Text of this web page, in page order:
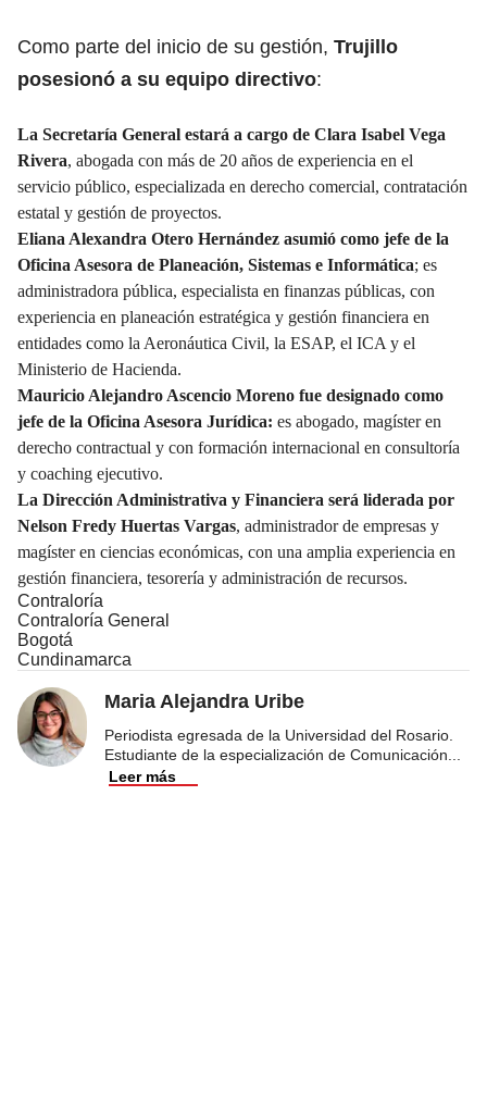
Como parte del inicio de su gestión, Trujillo
posesionó a su equipo directivo:
La Secretaría General estará a cargo de Clara Isabel Vega
Rivera, abogada con más de 20 años de experiencia en el
servicio público, especializada en derecho comercial, contratación
estatal y gestión de proyectos.
Eliana Alexandra Otero Hernández asumió como jefe de la
Oficina Asesora de Planeación, Sistemas e Informática; es
administradora pública, especialista en finanzas públicas, con
experiencia en planeación estratégica y gestión financiera en
entidades como la Aeronáutica Civil, la ESAP, el ICA y el
Ministerio de Hacienda.
Mauricio Alejandro Ascencio Moreno fue designado como
jefe de la Oficina Asesora Jurídica: es abogado, magíster en
derecho contractual y con formación internacional en consultoría
y coaching ejecutivo.
La Dirección Administrativa y Financiera será liderada por
Nelson Fredy Huertas Vargas, administrador de empresas y
magíster en ciencias económicas, con una amplia experiencia en
gestión financiera, tesorería y administración de recursos.
Contraloría
Contraloría General
Bogotá
Cundinamarca
Maria Alejandra Uribe
Periodista egresada de la Universidad del Rosario.
Estudiante de la especialización de Comunicación
Leer más